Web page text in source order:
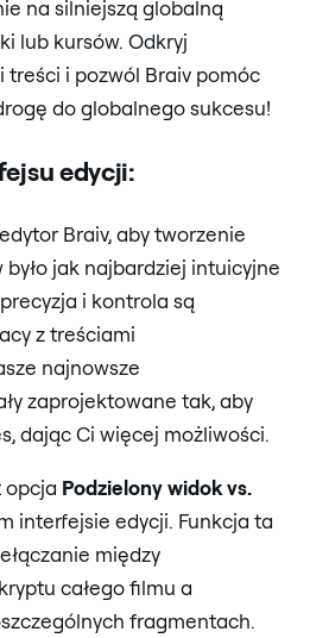
na silniejszą globalną
lub kursów. Odkryj
treści i pozwól Braiv pomóc
do globalnego sukcesu!
edycji:
Braiv, aby tworzenie
jak najbardziej intuicyjne
i kontrola są
z treściami
najnowsze
zaprojektowane tak, aby
dając Ci więcej możliwości.
opcja Podzielony widok vs.
interfejsie edycji. Funkcja ta
między
całego filmu a
fragmentach.